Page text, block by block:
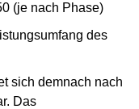
(je nach Phase)
des
sich demnach nach
Das